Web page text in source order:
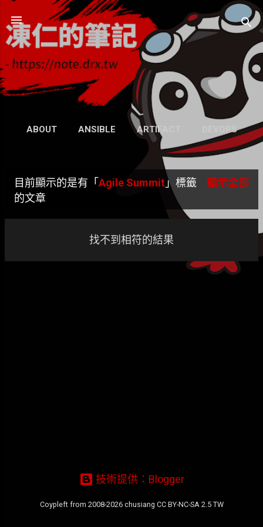
跳到主要內容
凍仁的筆記
- https://note.drx.tw
網頁
ABOUT ANSIBLE ARTIFACT DEVOPS
WIKI 更多…
GRAVATAR
發
表
章
目前顯示的是有「Agile Summit 」標籤
的文章
顯示全部
找不到相符的結果
技術提供：Blogger
Coypleft from 2008-2026 chusiang CC BY-NC-SA 2.5 TW